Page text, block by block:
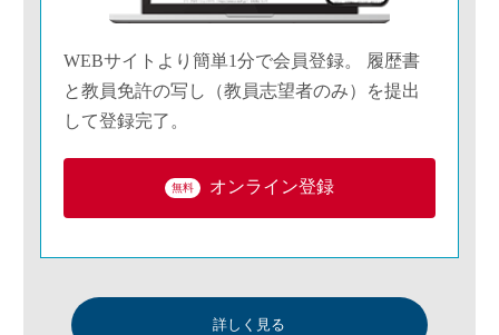
WEBサイトより簡単1分で会員登録。 履歴書
と教員免許の写し（教員志望者のみ）を提出
して登録完了。
無料 オンライン登録
詳しく見る